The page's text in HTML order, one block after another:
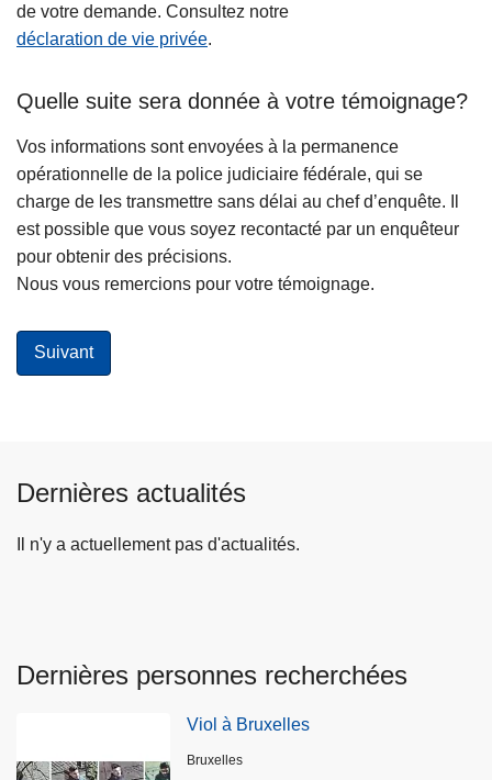
de votre demande. Consultez notre
déclaration de vie privée.
Quelle suite sera donnée à votre témoignage?
Vos informations sont envoyées à la permanence
opérationnelle de la police judiciaire fédérale, qui se
charge de les transmettre sans délai au chef d’enquête. Il
est possible que vous soyez recontacté par un enquêteur
pour obtenir des précisions.
Nous vous remercions pour votre témoignage.
Dernières actualités
Il n'y a actuellement pas d'actualités.
Dernières personnes recherchées
Viol à Bruxelles
Lieux
Bruxelles